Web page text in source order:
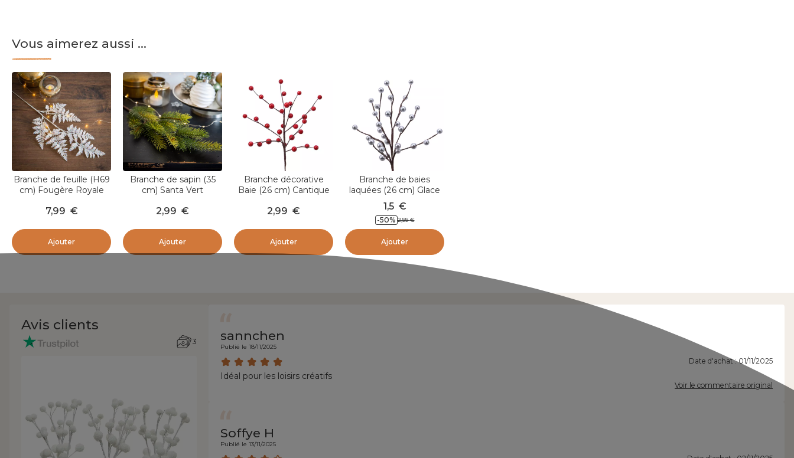
Vous aimerez aussi ...
Branche de feuille (H69
cm) Fougère Royale
7,99 €
Ajouter
Branche de sapin (35
cm) Santa Vert
2,99 €
Ajouter
Branche décorative
Baie (26 cm) Cantique
2,99 €
Ajouter
Branche de baies
laquées (26 cm) Glace
d'argent
1,5 €
-50% 2,99 €
Ajouter
Avis clients
3 sannchen
Publié le 18/11/2025
Date d'achat : 01/11/2025
Idéal pour les loisirs créatifs
Voir le commentaire original
Soffye H
Publié le 13/11/2025